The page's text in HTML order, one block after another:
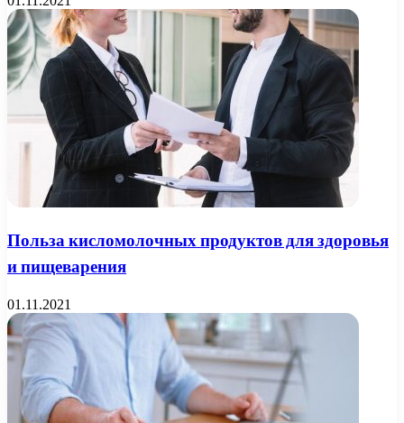
Польза кисломолочных продуктов для здоровья
и пищеварения
01.11.2021